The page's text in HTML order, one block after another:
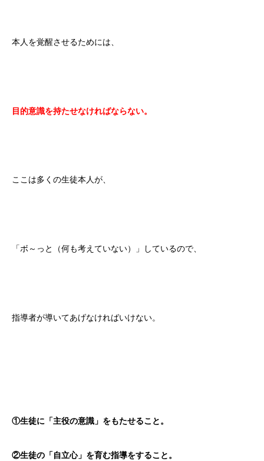
本人を覚醒させるためには、
目的意識を持たせなければならない。
ここは多くの生徒本人が、
「ボ～っと（何も考えていない）」しているので、
指導者が導いてあげなければいけない。
①生徒に「主役の意識」をもたせること。
②生徒の「自立心」を育む指導をすること。